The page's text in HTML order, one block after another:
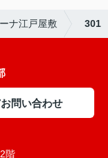
ナ江戸屋敷 301
お問い合わせ
階